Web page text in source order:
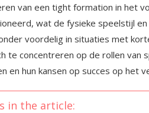
van een tight formation in het
wat de fysieke speelstijl
voordelig in situaties met
te concentreren op de rollen van
en hun kansen op succes op het
in the article: